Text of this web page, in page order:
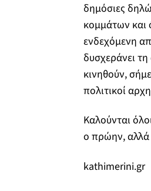
δημόσιες
κομμάτων και
ενδεχόμενη
δυσχεράνει
κινηθούν,
πολιτικοί
Καλούνται
ο πρώην, αλλά
kathimerini.gr